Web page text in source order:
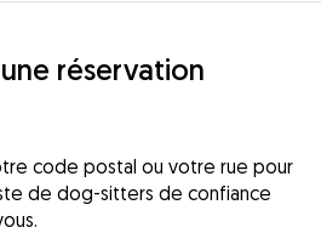
réservation
code postal ou votre rue pour
de dog-sitters de confiance